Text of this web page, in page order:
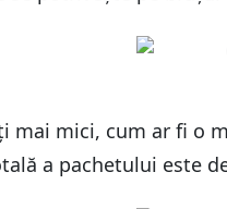
mai mici, cum ar fi o
a pachetului este